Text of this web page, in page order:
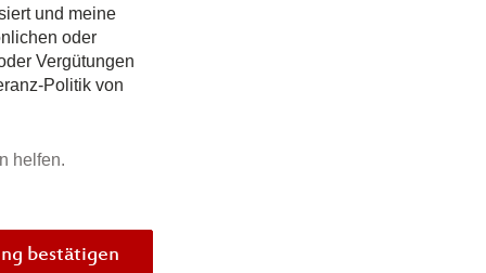
und meine
oder
Vergütungen
Politik von
helfen.
Bewertung bestätigen